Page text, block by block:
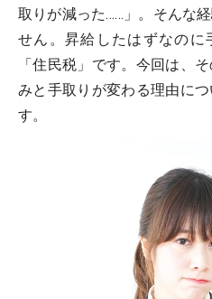
取りが減った……」。そんな
せん。昇給したはずなの
「住民税」です。今回は、
みと手取りが変わる理由に
す。